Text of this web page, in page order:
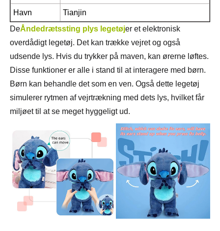
Havn
Tianjin
DeÅndedrætssting plys legetøjer et elektronisk
overdådigt legetøj. Det kan trække vejret og også
udsende lys. Hvis du trykker på maven, kan ørerne løftes.
Disse funktioner er alle i stand til at interagere med børn.
Børn kan behandle det som en ven. Også dette legetøj
simulerer rytmen af vejrtrækning med dets lys, hvilket får
miljøet til at se meget hyggeligt ud.